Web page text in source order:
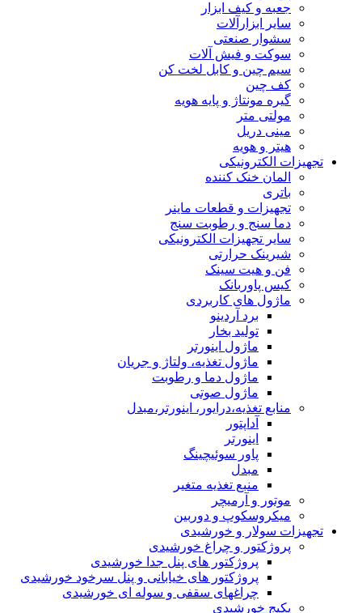
جعبه و کیف ابزار
سایر ابزارآلات
سشوار صنعتی
سوکت و فیش آلات
سیم چین و کابل لخت کن
کف چین
گیره مونتاژ و پایه هویه
مولتی متر
مینی دریل
هیتر و هویه
تجهیزات الکترونیکی
المان خنک کننده
باتری
تجهیزات و قطعات ماینر
دما سنج و رطوبت سنج
سایر تجهیزات الکترونیکی
شیرینک حرارتی
فن و هیت سینک
کیس پاوربانک
ماژول های کاربردی
برد آردینو
تولید بخار
ماژول اینورتر
ماژول تغذیه، ولتاژ و جریان
ماژول دما و رطوبت
ماژول صوتی
منابع تغذیه،درایور، اینورتر،مبدل
آداپتور
اینورتر
پاور سوئیچینگ
مبدل
منبع تغذیه متغیر
موتور و آرمیچر
میکروسکوپ و دوربین
تجهیزات سولار و خورشیدی
پروژکتور و چراغ خورشیدی
پروژکتور های پنل جدا خورشیدی
پروژکتور های خیابانی و پنل سرخود خورشیدی
چراغهای سقفی و سوله ای خورشیدی
پکیج خورشیدی